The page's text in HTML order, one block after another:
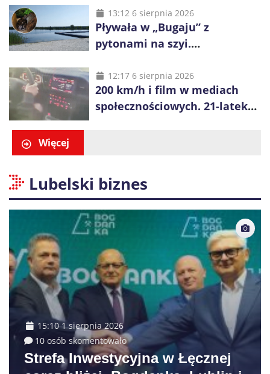
na obrzeża Wrocławia
13:12 6 sierpnia 2026
Pływała w „Bugaju” z
pytonami na szyi.
12:17 6 sierpnia 2026
200 km/h i film w mediach
społecznościowych. 21-latek
Więcej
Lubelski biznes
15:10 1 sierpnia 2026
10 osób skomentowało
Strefa Inwestycyjna w Łęcznej